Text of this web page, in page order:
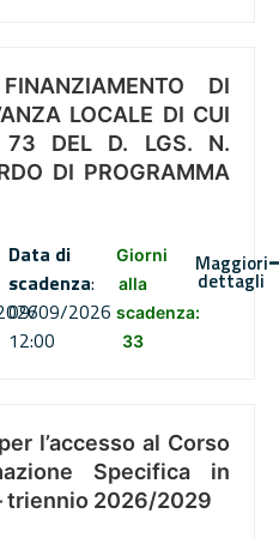
DI
LOCALE DI CUI
DEL D. LGS. N.
DI PROGRAMMA
Data di
scadenza:
09/09/2026
12:00
Giorni
alla
scadenza:
33
Maggiori
dettagli
l’accesso al Corso
Specifica in
triennio 2026/2029